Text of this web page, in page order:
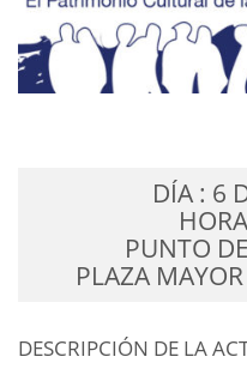
DÍA : 6
PUNTO
PLAZA
DESCRIPCIÓN DE LA